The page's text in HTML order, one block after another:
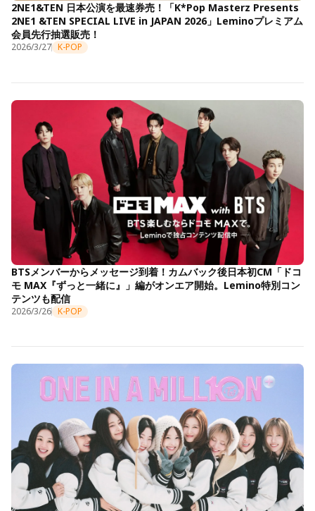
2NE1&TEN 日本公演を最速券売！「K*Pop Masterz Presents
2NE1 &TEN SPECIAL LIVE in JAPAN 2026」Leminoプレミアム
会員先行抽選販売！
2026/3/27 K-POP
BTSメンバーからメッセージ到着！カムバック後日本初CM「ドコ
モ MAX『ずっと一緒に』」編がオンエア開始。Lemino特別コン
テンツも配信
2026/3/26 K-POP